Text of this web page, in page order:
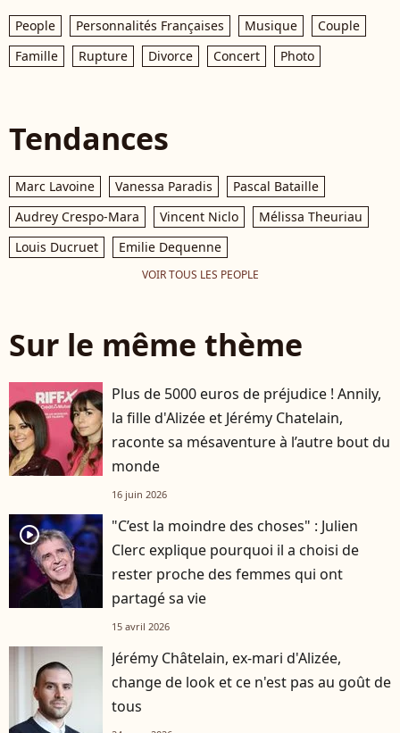
People Personnalités Françaises Musique
Couple
Famille
Rupture Divorce Concert Photo
Tendances
Marc Lavoine Vanessa Paradis
Pascal Bataille
Audrey Crespo-Mara
Vincent Niclo
Mélissa Theuriau
Louis Ducruet
Emilie Dequenne
VOIR TOUS LES PEOPLE
Sur le même thème
Plus de 5000 euros de préjudice ! Annily,
la fille d'Alizée et Jérémy Chatelain,
raconte sa mésaventure à l’autre bout du
monde
16 juin 2026
player2
"C’est la moindre des choses" : Julien
Clerc explique pourquoi il a choisi de
rester proche des femmes qui ont
partagé sa vie
15 avril 2026
Jérémy Châtelain, ex-mari d'Alizée,
change de look et ce n'est pas au goût de
tous